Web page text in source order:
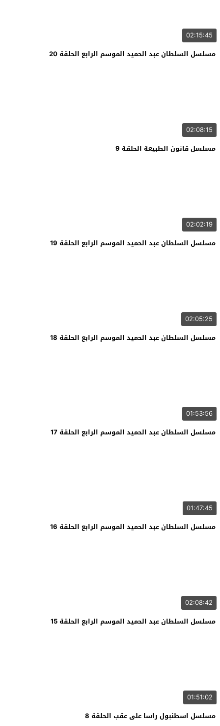
02:15:45
مسلسل السلطان عبد الحميد الموسم الرابع الحلقة 20
02:08:15
مسلسل قانون الطبيعة الحلقة 9
02:02:19
مسلسل السلطان عبد الحميد الموسم الرابع الحلقة 19
02:05:25
مسلسل السلطان عبد الحميد الموسم الرابع الحلقة 18
01:53:56
مسلسل السلطان عبد الحميد الموسم الرابع الحلقة 17
01:47:45
مسلسل السلطان عبد الحميد الموسم الرابع الحلقة 16
02:08:42
مسلسل السلطان عبد الحميد الموسم الرابع الحلقة 15
01:51:02
مسلسل اسطنبول راسا على عقب الحلقة 8